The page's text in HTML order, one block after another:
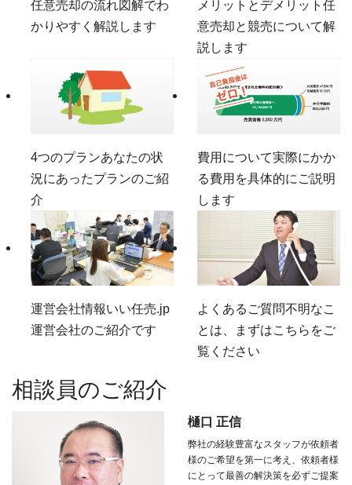
任意売却の流れ図解でわ
かりやすく解説します
メリットとデメリット 任
意売却と競売について解
説します
4つのプランあなたの状
況にあったプランのご紹
介
費用について実際にかか
る費用を具体的にご説明
します
運営会社情報いい任売.jp
運営会社のご紹介です
よくあるご質問不明なこ
とは、まずはこちらをご
覧ください
相談員のご紹介
樋口 正信
弊社の経験豊富なスタッフが依頼者
様のご希望を第一に考え、依頼者様
にとって最善の解決策を必ずご提案